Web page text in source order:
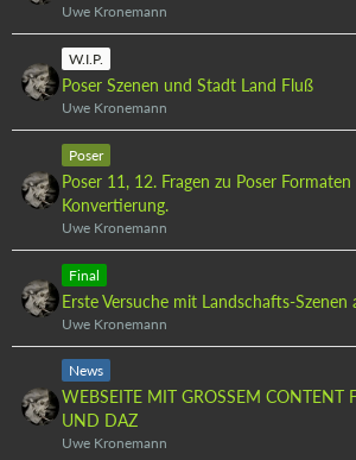
Uwe Kronemann
W.I.P.
Poser Szenen und Stadt Land Fluß
Uwe Kronemann
Poser
Poser 11, 12. Fragen zu Poser
Konvertierung.
Uwe Kronemann
Final
Erste Versuche mit Landschafts-Szenen
Uwe Kronemann
News
WEBSEITE MIT GROSSEM CONTENT
UND DAZ
Uwe Kronemann